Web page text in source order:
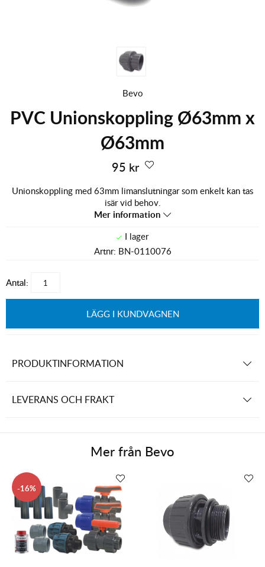
Bevo
PVC Unionskoppling Ø63mm x
Ø63mm
95 kr
Unionskoppling med 63mm limanslutningar som enkelt kan tas
isär vid behov.
Mer information
Artnr: BN-0110076
Antal:
LÄGG I KUNDVAGNEN
PRODUKTINFORMATION
LEVERANS OCH FRAKT
Mer från Bevo
16